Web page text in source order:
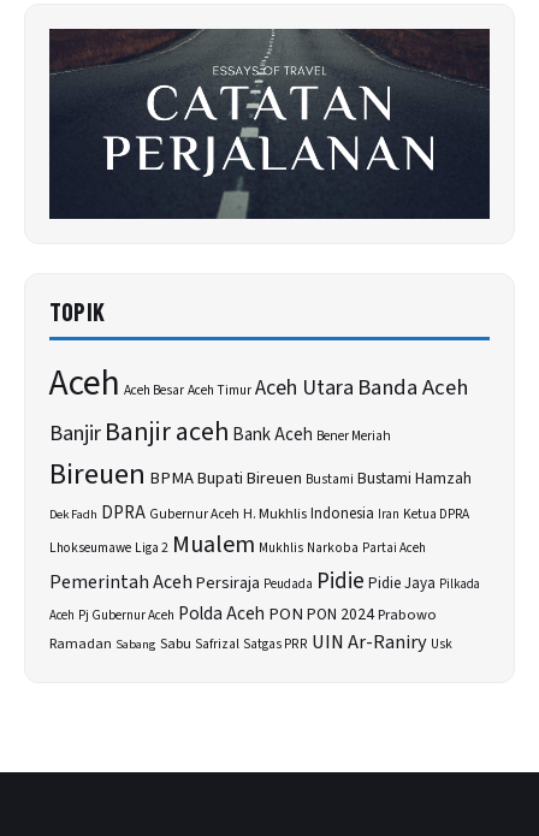
TOPIK
Aceh Aceh BesarAceh TimurAceh Utara Banda Aceh
BanjirBanjir aceh Bank Aceh Bener Meriah
Bireuen BPMABupati Bireuen Bustami Bustami Hamzah
Dek Fadh DPRA Gubernur Aceh H. MukhlisIndonesia Iran Ketua DPRA
Lhokseumawe Liga 2 Mualem Mukhlis Narkoba Partai Aceh
Pemerintah AcehPersiraja Peudada Pidie Pidie Jaya Pilkada
Aceh Pj Gubernur Aceh Polda Aceh PON PON 2024Prabowo
Ramadan Sabang Sabu Safrizal Satgas PRR UIN Ar-Raniry Usk